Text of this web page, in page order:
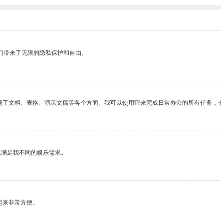
来了无限的隐私保护和自由。
文档、表格、演示文稿等各个方面。我可以使用它来完成日常办公的所有任务，
足我不同的娱乐需求。
非常方便。